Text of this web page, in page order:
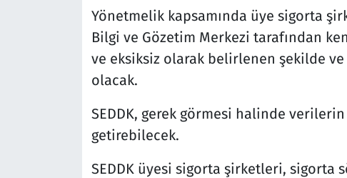
Yönetmelik kapsamında üye sigorta
Bilgi ve Gözetim Merkezi tarafından
ve eksiksiz olarak belirlenen şekilde
olacak.
SEDDK, gerek görmesi halinde
getirebilecek.
SEDDK üyesi sigorta şirketleri,